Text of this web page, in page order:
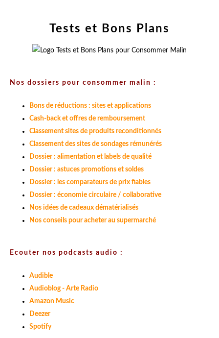
Tests et Bons Plans
Nos dossiers pour consommer malin :
Bons de réductions : sites et applications
Cash-back et offres de remboursement
Classement sites de produits reconditionnés
Classement des sites de sondages rémunérés
Dossier : alimentation et labels de qualité
Dossier : astuces promotions et soldes
Dossier : les comparateurs de prix fiables
Dossier : économie circulaire / collaborative
Nos idées de cadeaux dématérialisés
Nos conseils pour acheter au supermarché
Ecouter nos podcasts audio :
Audible
Audioblog - Arte Radio
Amazon Music
Deezer
Spotify